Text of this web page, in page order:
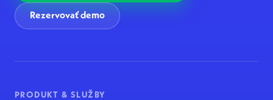
Rezervovať demo
PRODUKT & SLUŽBY